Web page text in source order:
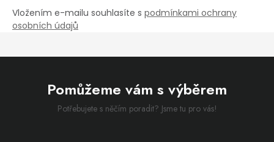
Vložením e-mailu souhlasíte s podmínkami ochrany
osobních údajů
Pomůžeme vám s výběrem
Potřebujete s něčím poradit? Jsme tu pro vás!